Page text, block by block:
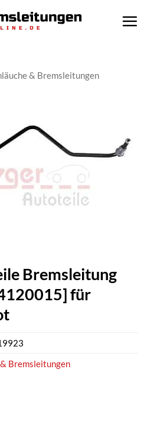
& Bremsleitungen
Bremsleitung
für
Bremsleitungen